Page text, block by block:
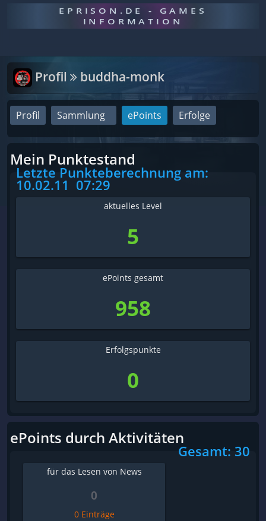
EPRISON.DE - GAMES
INFORMATION
Profil buddha-monk
Profil Sammlung ePoints Erfolge
Mein Punktestand
Letzte Punkteberechnung am:
10.02.11 07:29
aktuelles Level
5
ePoints gesamt
958
Erfolgspunkte
0
ePoints durch Aktivitäten
Gesamt: 30
für das Lesen von News
0
0 Einträge